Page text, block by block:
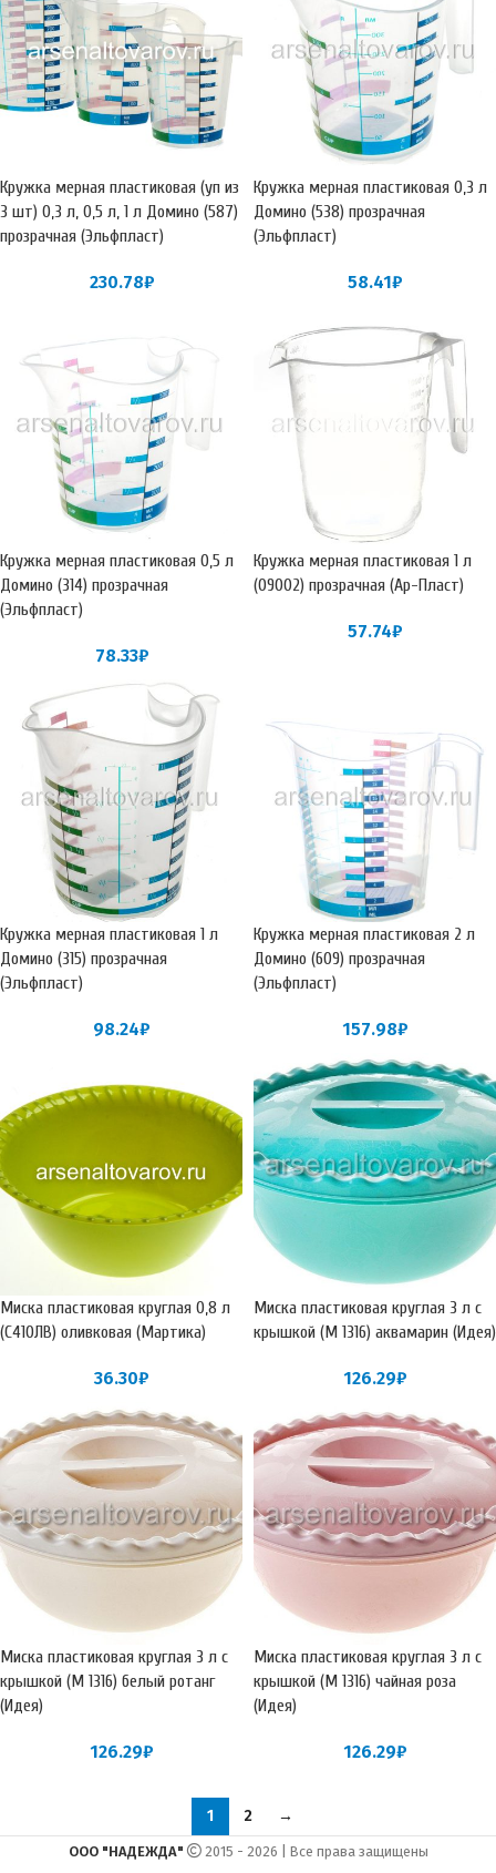
Кружка мерная пластиковая (уп из
3 шт) 0,3 л, 0,5 л, 1 л Домино (587)
прозрачная (Эльфпласт)
230.78₽
Кружка мерная пластиковая 0,3 л
Домино (538) прозрачная
(Эльфпласт)
58.41₽
Кружка мерная пластиковая 0,5 л
Домино (314) прозрачная
(Эльфпласт)
78.33₽
Кружка мерная пластиковая 1 л
(09002) прозрачная (Ар-Пласт)
57.74₽
Кружка мерная пластиковая 1 л
Домино (315) прозрачная
(Эльфпласт)
98.24₽
Кружка мерная пластиковая 2 л
Домино (609) прозрачная
(Эльфпласт)
157.98₽
Миска пластиковая круглая 0,8 л
(С41ОЛВ) оливковая (Мартика)
36.30₽
Миска пластиковая круглая 3 л с
крышкой (М 1316) аквамарин (Идея)
126.29₽
Миска пластиковая круглая 3 л с
крышкой (М 1316) белый ротанг
(Идея)
126.29₽
Миска пластиковая круглая 3 л с
крышкой (М 1316) чайная роза
(Идея)
126.29₽
1 2 →
ООО "НАДЕЖДА" 2015 - 2026 | Все права защищены